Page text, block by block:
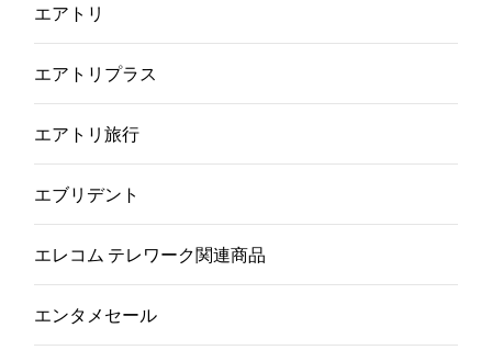
エアトリ
エアトリプラス
エアトリ旅行
エブリデント
エレコム テレワーク関連商品
エンタメセール